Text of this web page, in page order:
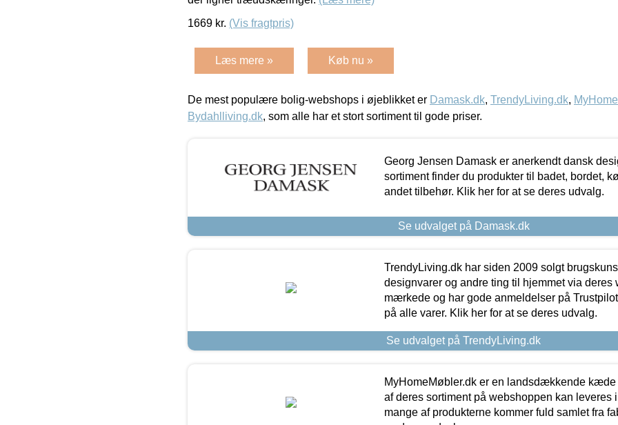
1669 kr. (Vis fragtpris)
Læs mere » Køb nu »
De mest populære bolig-webshops i øjeblikket er Damask.dk, TrendyLiving.dk,
Bydahlliving.dk, som alle har et stort sortiment til gode priser.
Georg Jensen Damask er anerkendt dansk
sortiment finder du produkter til badet, bordet,
andet tilbehør. Klik her for at se deres udvalg.
Se udvalget på Damask.dk
TrendyLiving.dk har siden 2009 solgt
designvarer og andre ting til hjemmet via deres
mærkede og har gode anmeldelser på
på alle varer. Klik her for at se deres udvalg.
Se udvalget på TrendyLiving.dk
MyHomeMøbler.dk er en landsdækkende kæde
af deres sortiment på webshoppen kan leveres
mange af produkterne kommer fuld samlet fra